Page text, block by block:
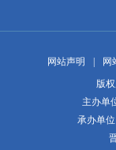
网站声明
网
版
主办单
承办单